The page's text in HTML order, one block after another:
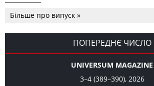
Романчука
Editorial Oleh K. Romanchuk Журавель і
уособлення української політстратегії й
Більше про випуск »
ПОПЕРЕДНЄ ЧИСЛО
UNIVERSUM MAGAZINE
3–4 (389–390), 2026